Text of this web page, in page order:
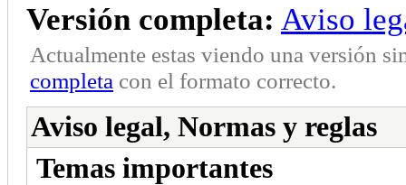
Versión completa: Aviso
Actualmente estas viendo una versión
completa con el formato correcto.
Aviso legal, Normas y reglas
Temas importantes